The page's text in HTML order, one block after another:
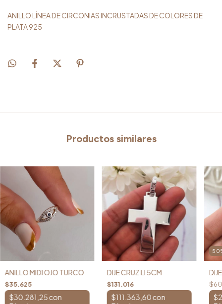
ANILLO LÍNEA DE CIRCONIAS INCRUSTADAS DE COLORES DE
PLATA 925
Productos similares
ANILLO MIDI OJO TURCO
$35.625
$30.281,25con
DIJE CRUZ LI 5CM
$131.016
$111.363,60con
50